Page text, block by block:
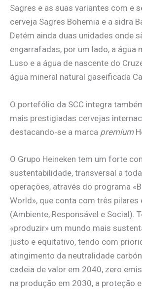
Sagres e as suas variantes com e
cerveja Sagres Bohemia e a sidra
Detém ainda duas unidades onde
engarrafadas, por um lado, a água
Luso e a água de nascente do
água mineral natural gaseificada
O portefólio da SCC integra
mais prestigiadas cervejas
destacando-se a marca premium
O Grupo Heineken tem um forte
sustentabilidade, transversal a
operações, através do programa
World», que conta com três
(Ambiente, Responsável e Social).
«produzir» um mundo mais
justo e equitativo, tendo com
atingimento da neutralidade
cadeia de valor em 2040, zero
na produção em 2030, a proteção